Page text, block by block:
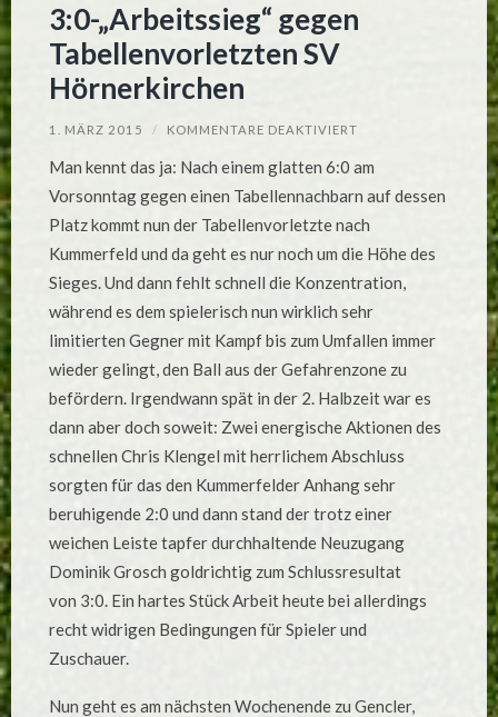
3:0-„Arbeitssieg“ gegen
Tabellenvorletzten SV
Hörnerkirchen
1. MÄRZ 2015 / KOMMENTARE DEAKTIVIERT
GEGEN
SV
Man kennt das ja: Nach einem glatten 6:0 am
Vorsonntag gegen einen Tabellennachbarn auf dessen
Platz kommt nun der Tabellenvorletzte nach
Kummerfeld und da geht es nur noch um die Höhe des
Sieges. Und dann fehlt schnell die Konzentration,
während es dem spielerisch nun wirklich sehr
limitierten Gegner mit Kampf bis zum Umfallen immer
wieder gelingt, den Ball aus der Gefahrenzone zu
befördern. Irgendwann spät in der 2. Halbzeit war es
dann aber doch soweit: Zwei energische Aktionen des
schnellen Chris Klengel mit herrlichem Abschluss
sorgten für das den Kummerfelder Anhang sehr
beruhigende 2:0 und dann stand der trotz einer
weichen Leiste tapfer durchhaltende Neuzugang
Dominik Grosch goldrichtig zum Schlussresultat
von 3:0. Ein hartes Stück Arbeit heute bei allerdings
recht widrigen Bedingungen für Spieler und
Zuschauer.
Nun geht es am nächsten Wochenende zu Gencler,